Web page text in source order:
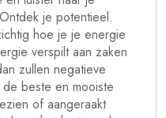
je potentieel.
hoe je je energie
verspilt aan zaken
zullen negatieve
beste en mooiste
of aangeraakt